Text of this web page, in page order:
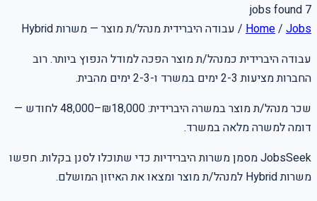
7
jobs found
Home/ Jobs
/ עבודה היברידית מנהל/ת מוצר — משרות Hybrid
עבודה היברידית כמנהל/ת מוצר הפכה למודל הנפוץ ביותר. רוב
החברות מציעות 2-3 ימים במשרד ו-2-3 ימים מהבית.
שכר מנהל/ת מוצר במשרה היברידית: ₪18,000–48,000 לחודש —
דומה למשרה מלאה במשרד.
JobsSeek מסמן משרות היברידיות כדי שתוכלו לסנן בקלות. חפשו
משרות Hybrid למנהל/ת מוצר ומצאו את האיזון המושלם.